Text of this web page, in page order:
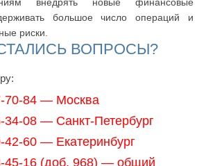
большое число операций и
риски.
ВОПРОСЫ?
70-84 — Москва
34-08 — Санкт-Петербург
42-60 — Екатеринбург
45-16 (доб. 968) — общий